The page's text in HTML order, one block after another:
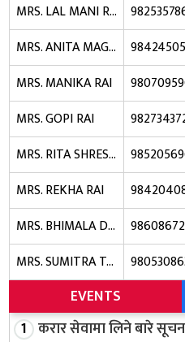
MRS. LAL MANI RAI
MRS. ANITA MAGAR
MRS. MANIKA RAI
MRS. GOPI RAI
MRS. RITA SHRESTHA
MRS. REKHA RAI
MRS. BHIMALA DEVI PRADHAN
MRS. SUMITRA TAMANG
EVENTS
करार सेवामा लिने बारे